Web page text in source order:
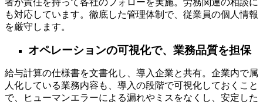
者が責任を持って各社のフォローを実施。労務関連の相談に
も対応しています。徹底した管理体制で、従業員の個⼈情報
を厳守します。
オペレーションの可視化で、業務品質を担保
給与計算の仕様書を文書化し、導入企業と共有。企業内で属
人化している業務内容も、導入の段階で可視化しておくこと
で、ヒューマンエラーによる漏れやミスをなくし、安定した